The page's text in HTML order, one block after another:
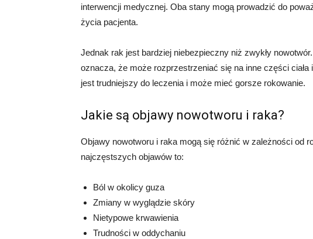
interwencji medycznej. Oba stany mogą prowadzić do
życia pacjenta.
Jednak rak jest bardziej niebezpieczny niż zwykły
oznacza, że ​​może rozprzestrzeniać się na inne części
jest trudniejszy do leczenia i może mieć gorsze rokowanie.
Jakie są objawy nowotworu i raka?
Objawy nowotworu i raka mogą się różnić w zależności od
najczęstszych objawów to:
Ból w okolicy guza
Zmiany w wyglądzie skóry
Nietypowe krwawienia
Trudności w oddychaniu